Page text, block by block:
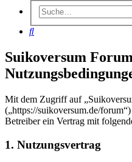
Suche
Suikoversum
Mit dem Zugriff auf
(„https://suikoversum.de/
Betreiber ein Vertrag mit
1. Nutzungsvertrag